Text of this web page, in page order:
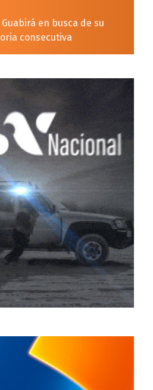
en busca de su
consecutiva